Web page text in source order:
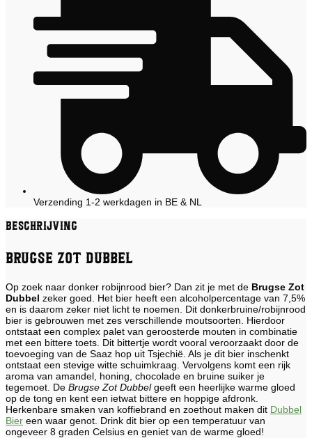
Verzending 1-2 werkdagen in BE & NL
Beschrijving
Brugse Zot Dubbel
Op zoek naar donker robijnrood bier? Dan zit je met de Brugse Zot
Dubbel zeker goed. Het bier heeft een alcoholpercentage van 7,5%
en is daarom zeker niet licht te noemen. Dit donkerbruine/robijnrood
bier is gebrouwen met zes verschillende moutsoorten. Hierdoor
ontstaat een complex palet van geroosterde mouten in combinatie
met een bittere toets. Dit bittertje wordt vooral veroorzaakt door de
toevoeging van de Saaz hop uit Tsjechië. Als je dit bier inschenkt
ontstaat een stevige witte schuimkraag. Vervolgens komt een rijk
aroma van amandel, honing, chocolade en bruine suiker je
tegemoet. De Brugse Zot Dubbelgeeft een heerlijke warme gloed
op de tong en kent een ietwat bittere en hoppige afdronk.
Herkenbare smaken van koffiebrand en zoethout maken dit Dubbel
Bier een waar genot. Drink dit bier op een temperatuur van
ongeveer 8 graden Celsius en geniet van de warme gloed!